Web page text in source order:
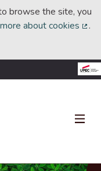
browse the site, you
about cookies .